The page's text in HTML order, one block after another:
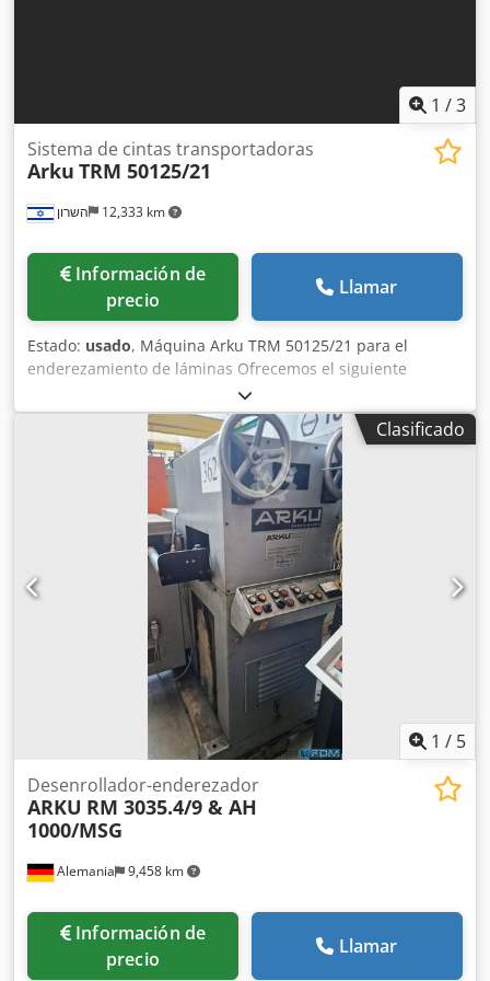
1 /3
השרון 12,333 km
Sistema de cintas transportadoras
Arku TRM 50125/21
Información de
precio
Llamar
Estado: usado, Máquina Arku TRM 50125/21 para el
enderezamiento de láminas Ofrecemos el siguiente
equipo: Máquina de enderezamiento Dkodpfezlyrujx Algsr
opcional: Máquina de laminado 2 mesas de depósito con
sistema de elevación por vacío Mesas con transportador
de rodillos 1 tramo de transición con escaleras
Clasificado
1 / 5
Alemania 9,458 km
Desenrollador-enderezador
ARKU RM 3035.4/9 & AH
1000/MSG
Información de
precio
Llamar